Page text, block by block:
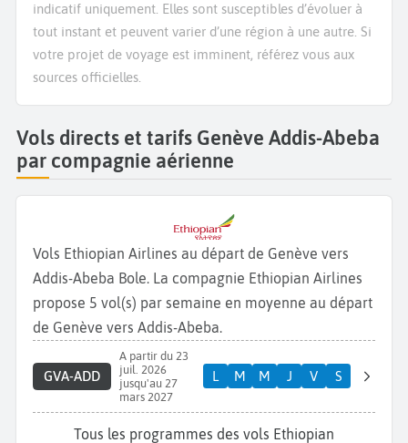
indicatif uniquement. Elles sont susceptibles d’évoluer à
tout instant et peuvent varier d’une région à une autre. Si
votre projet de voyage est imminent, référez vous aux
sources officielles.
Vols directs et tarifs Genève Addis-Abeba
par compagnie aérienne
Vols Ethiopian Airlines au départ de Genève vers
Addis-Abeba Bole. La compagnie Ethiopian Airlines
propose 5 vol(s) par semaine en moyenne au départ
de Genève vers Addis-Abeba.
GVA-ADD
A partir du 23
juil. 2026
jusqu'au 27
mars 2027
L M M J V S
Tous les programmes des vols Ethiopian